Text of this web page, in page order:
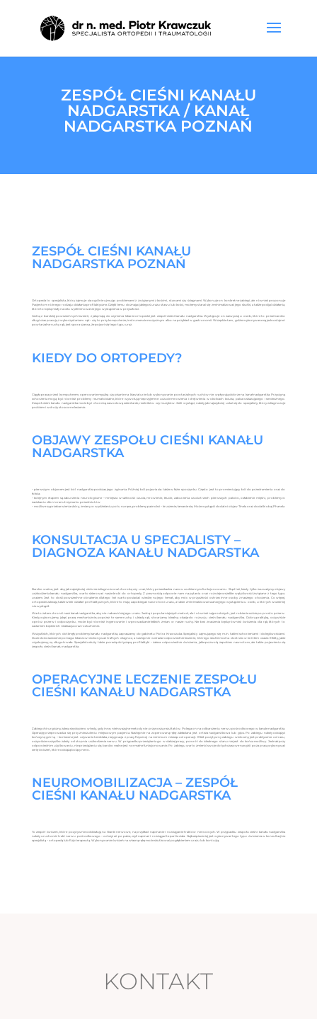
ZESPÓŁ CIEŚNI KANAŁU
NADGARSTKA / KANAŁ
NADGARSTKA POZNAŃ
ZESPÓŁ CIEŚNI KANAŁU
NADGARSTKA POZNAŃ
Ortopeda to specjalista, który zajmuje się ogólnie ujmując problemami z związanymi z kośćmi, stawami czy ścięgnami. Wykonuje on konkretne zabiegi, ale również proponuje
Pacjentom różnego rodzaju działania profilaktyczne. Dzięki temu doznając jakiegoś urazu stawu lub kości, możemy starać się zminimalizować jego skutki, a także podjąć działania,
które to będą miały na celu wyeliminowanie jego wystąpienia w przyszłości.
Jedną z bardziej powszechnych kwestii, z jaką mają do czynienia lekarze ortopedzi jest zespół cieśni kanału nadgarstka. Występuje on zazwyczaj u osób, które to przez bardzo
długi czas pracują z wykorzystaniem rąk – czy to przy komputerze, instrumencie muzycznym albo na przykład w gastronomii. Wszędzie tam, gdzie wykonywane są jednostajne i
powtarzalne ruchy rąk, jest spora szansa, że pojawi się tego typu uraz.
KIEDY DO ORTOPEDY?
Ciągła praca przed komputerem, operowanie myszką czy pisanie na klawiaturze lub wykonywanie powtarzalnych ruchów nie wpływają dobrze na kanał nadgarstka. Przyczyną
schorzenia mogą być również problemy reumatoidalne, które wywołują nieprzyjemne uczucie mrowienia i drętwienia w okolicach kciuka, palca wskazującego i serdecznego.
Zespół cieśni kanału nadgarstka może być chorobą zawodową sekretarek, rzeźników czy muzyków. Jeśli wystąpi, należy jak najszybciej udać się do specjalisty, który zdiagnozuje
problem i wdroży stosowne leczenie.
OBJAWY ZESPOŁU CIEŚNI KANAŁU
NADGARSTKA
– pierwszym objawem jest ból nadgarstka podczas jego zginania. Później ból pojawia się także w fazie spoczynku. Często jest to promieniujący ból do przedramienia oraz do
łokcia.
– kolejnym etapem są zaburzenia neurologiczne – mniejsza wrażliwość czucia, mrowienie, kłucie, zaburzenia czucia trzech pierwszych palców, osłabienie mięśni, problemy w
zaciskaniu dłoni oraz utrzymaniu przedmiotów
– możliwe są przebarwienia skóry, zmiany w wydzielaniu potu na ręce, problemy paznokci – kruszenie, łamanie się. Może wystąpić dodatni objaw Tinela oraz dodatki obaj Phanela
KONSULTACJA U SPECJALISTY –
DIAGNOZA KANAŁU NADGARSTKA
Bardzo ważne, jest aby jak najszybciej dobrze zdiagnozować chorobę czy uraz, który przeszkadza nam w codziennym funkcjonowaniu. Stąd też, kiedy tylko zauważymy objawy
uszkodzenia kanału nadgarstka, warto skierować nasze kroki do ortopedy. Z pewnością odpowie nam na pytania oraz rozwieje wszelkie wątpliwości związane z tego typu
urazem. Jest to dość powszechne obrażenie, dlatego też warto posiadać wiedzę na jego temat, aby móc w przyszłości ostrzec inne osoby z naszego otoczenia. Co więcej,
ortopedzi zalecają także wiele działań profilaktycznych, które to mają zapobiegać nawrotowi urazu, a także zminimalizować szansę jego wystąpienia u osób, u których wcześniej
nie wystąpił.
Warto zatem chronić nasz kanał nadgarstka, aby nie nabawić się jego urazu. Jedną z popularniejszych metod, ale i również najprostszych, jest robienie sobie po prostu przerw.
Kiedy wykonujemy jakąś pracę mechanicznie, poprzez te same ruchy i układy rąk, stwarzamy idealną okazję do rozwoju cieśni kanału nadgarstka. Dobrą praktyką, oczywiście
oprócz przerw i odpoczynku, może być również ingerowanie i wprowadzanie lekkich zmian w nasze ruchy. Nie bez znaczenia będą również ćwiczenia dla rąk, których to
zadaniem będzie ich relaksacja oraz rozluźnienie.
Wszystkich, których dotknęły problemy kanału nadgarstka, zapraszamy do gabinetu Piotra Krawczuka. Specjalisty zajmującego się m.in. takimi schorzeniami i dolegliwościami.
Duże doświadczenie pomaga lekarzowi dokonywać trafnych diagnoz, a następnie wdrażać odpowiednie leczenie, którego skutki można dostrzec w krótkim czasie. Efekty, jakie
uzyskujemy, są długotrwałe. Specjalista służy także poradą dotyczącą profilaktyki – zaleca odpowiednie ćwiczenia, jakie pozwolą zapobiec nawrotom, ale także pojawieniu się
zespołu cieśni kanału nadgarstka.
OPERACYJNE LECZENIE ZESPOŁU
CIEŚNI KANAŁU NADGARSTKA
Zabieg chirurgiczny zaleca się dopiero wtedy, gdy inne, nieinwazyjne metody nie przynoszą rezultatów. Polega on na odbarczeniu nerwu pośrodkowego w kanale nadgarstka.
Operację przeprowadza się przy znieczuleniu miejscowym pacjenta. Następnie na zoperowaną rękę zakładana jest orteza nadgarstkowa lub gips. Po zabiegu należy odciążyć
kończynę górną – konieczne jest używanie temblaka, rezygnacja z pracy fizycznej na minimum miesiąc od operacji. Efekt pozytywny zabiegu widoczny jest praktycznie od razu,
oczywiście wszystko zależy od stopnia uszkodzenia nerwu. W przypadku przeciążania go w dalszej pracy, powrót do idealnego stanu nie jest do końca możliwy. Jednak przy
odpowiednim użytkowaniu, nie przeciążaniu się, bardzo realne jest normalne funkcjonowanie. Po zabiegu warto zmienić swoje dotychczasowe nawyki i poza pracą wykonywać
serię ćwiczeń, które odciążą bolący nerw.
NEUROMOBILIZACJA – ZESPÓŁ
CIEŚNI KANAŁU NADGARSTKA
To zespół ćwiczeń, które pozytywnie oddziałują na tkanki nerwowe, na przykład napinanie i rozciąganie traktów nerwowych. W przypadku zespołu cieśni kanału nadgarstka
należy uruchomić trakt nerwu pośrodkowego – od szyi aż po palce, czyli napinać i rozciągać te partie ciała. Najbezpieczniej jest wykonywać tego typu ćwiczenia w konsultacji ze
specjalistą – ortopedą lub fizjoterapeutą. Wykonywanie ćwiczeń na własną rękę może skutkować pogłębieniem urazu lub kontuzją.
KONTAKT